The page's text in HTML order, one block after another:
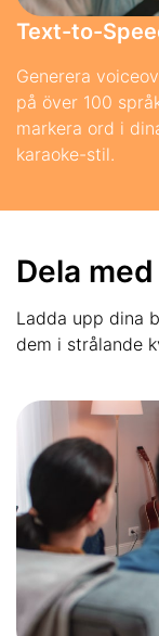
Text-to-
Generera
på över 100
markera ord i
karaoke-stil.
Dela
Ladda upp dina
dem i strålande